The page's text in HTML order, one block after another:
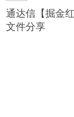
通达信【掘金
文件分享